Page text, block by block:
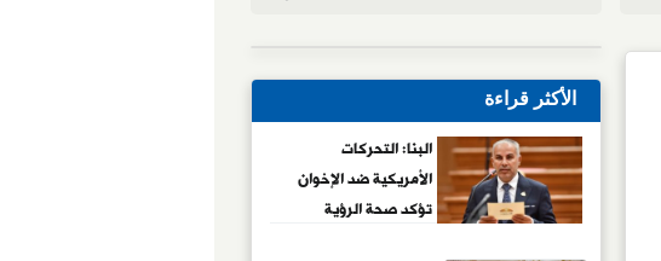
الأكثر قراءة
البنا: التحركات
الأمريكية ضد الإخوان
تؤكد صحة الرؤية